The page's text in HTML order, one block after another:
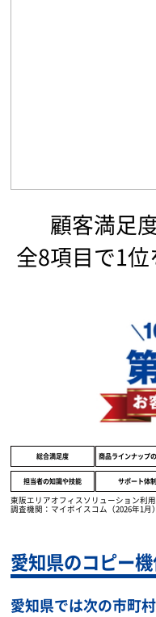
顧客満足
全8項目で1位
総合満足度 商品ラインナップ
担当者の知識や技能 サポート体制
東阪エリアオフィスソリューション利
調査機関：マイボイスコム（2026年1月）
愛知県のコピー
愛知県では次の市町